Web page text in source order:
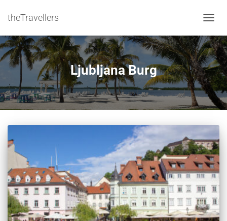
theTravellers
Ljubljana Burg